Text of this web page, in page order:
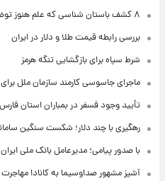
۸ کشف باستان شناسی که علم هنوز توضیحی برای آنها ندارد+ تصاویر
بررسی رابطه قیمت طلا و دلار در ایران
شرط سپاه برای بازگشایی تنگه هرمز
ماجرای جاسوسی کارمند سازمان ملل
تأیید وجود فسفر در بمباران استان
رهگیری با چند دلار؛ شکست سنگین
با صدور پیامی؛ مدیرعامل بانک ملی
آشپز مشهور صداوسیما به کانادا